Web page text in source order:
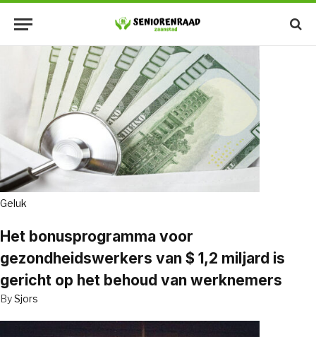
Geluk
Het bonusprogramma voor
gezondheidswerkers van $ 1,2 miljard is
gericht op het behoud van werknemers
BySjors